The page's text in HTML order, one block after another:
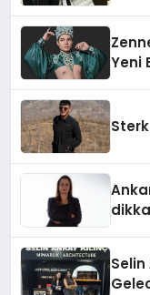
Yeni
Selin